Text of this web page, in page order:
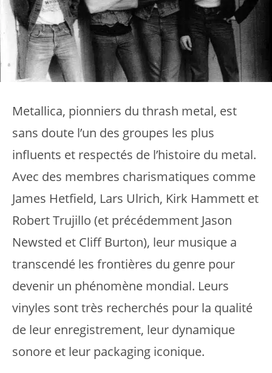
Metallica, pionniers du thrash metal, est
sans doute l’un des groupes les plus
influents et respectés de l’histoire du metal.
Avec des membres charismatiques comme
James Hetfield, Lars Ulrich, Kirk Hammett et
Robert Trujillo (et précédemment Jason
Newsted et Cliff Burton), leur musique a
transcendé les frontières du genre pour
devenir un phénomène mondial. Leurs
vinyles sont très recherchés pour la qualité
de leur enregistrement, leur dynamique
sonore et leur packaging iconique.